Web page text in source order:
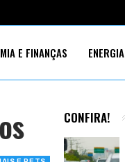
E FINANÇAS ENERGIA
CONFIRA!